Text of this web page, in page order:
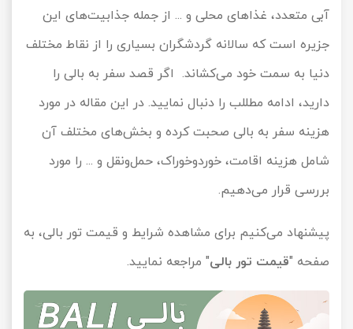
آبی متعدد، غذاهای محلی و ... از جمله جذابیت‌های این
جزیره است که سالانه گردشگران بسیاری را از نقاط مختلف
دنیا به سمت خود می‌کشاند. اگر قصد سفر به بالی را
دارید، ادامه مطللب را دنبال نمایید. در این مقاله در مورد
هزینه سفر به بالی صحبت کرده و بخش‌‌های مختلف آن
شامل هزینه اقامت، خوردوخوراک، حمل‌ونقل و ... را مورد
بررسی قرار می‌دهیم.
پیشنهاد می‌کنیم برای مشاهده شرایط و قیمت تور بالی، به
صفحه "قیمت تور بالی" مراجعه نمایید.
تور مرداب سراوان
تور گلستان
تور چابهار
تور مرداب هسل
تور کاشان
تور ترکمن صحرا